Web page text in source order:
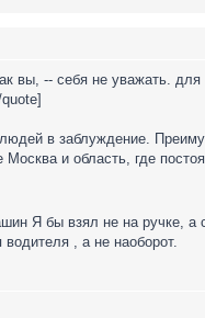
вы, -- себя не уважать.
в заблуждение.
Москва и область, где
Я бы взял не на ручке,
, а не наоборот.